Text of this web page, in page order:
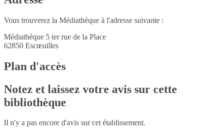
Vous trouverez la Médiathèque à l'adresse suivante :
Médiathèque 5 ter rue de la Place
62850 Escœuilles
Plan d'accès
Notez et laissez votre avis sur cette
bibliothèque
Il n'y a pas encore d'avis sur cet établissement.